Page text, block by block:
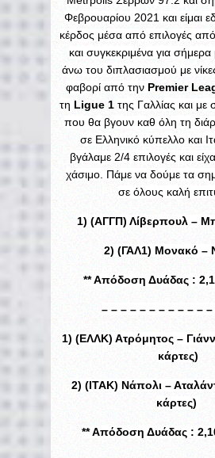
Φεβρουαρίου 2021 και είμαι
κέρδος μέσα από επιλογές
και συγκεκριμένα για
άνω του διπλασιασμού με
φαβορί από την Premier
τη Ligue 1 της Γαλλίας και με
που θα βγουν καθ όλη τη
σε Ελληνικό κύπελλο και
βγάλαμε 2/4 επιλογές και
χάσιμο. Πάμε να δούμε τα
σε όλους καλή
1) (ΑΓΓΠ) Λίβερπουλ –
2) (ΓΑΛ1) Μονακό –
** Απόδοση Δυάδας :
– – – – – – – – – – –
1) (ΕΛΛΚ) Ατρόμητος –
κάρτες)
2) (ΙΤΑΚ) Νάπολι –
κάρτες)
** Απόδοση Δυάδας :